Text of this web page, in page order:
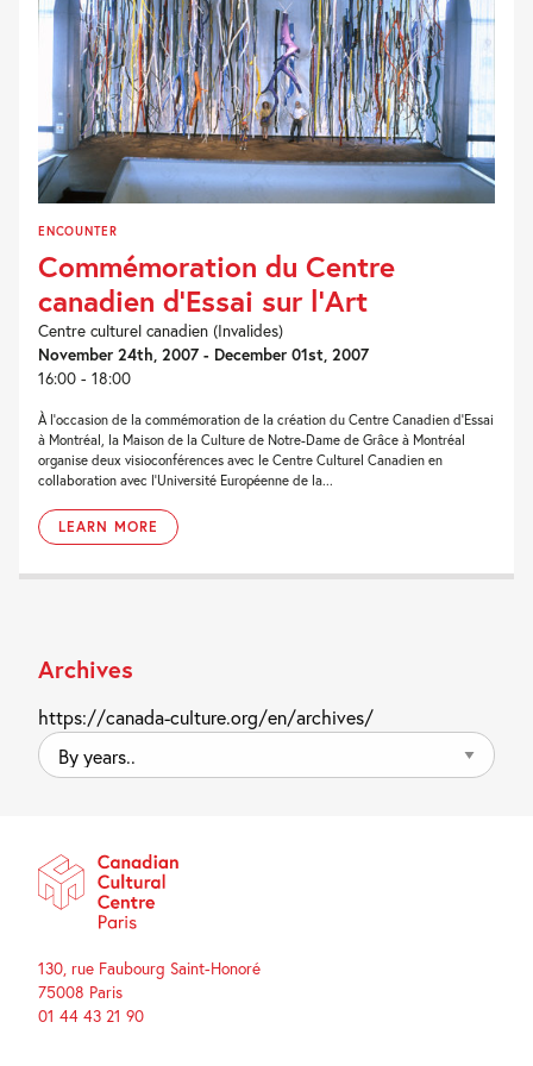
ENCOUNTER
Commémoration du Centre
canadien d’Essai sur l’Art
Centre culturel canadien (Invalides)
November 24th, 2007 - December 01st, 2007
16:00 - 18:00
À l’occasion de la commémoration de la création du Centre Canadien d’Essai
à Montréal, la Maison de la Culture de Notre-Dame de Grâce à Montréal
organise deux visioconférences avec le Centre Culturel Canadien en
collaboration avec l’Université Européenne de la...
LEARN MORE
Archives
https://canada-culture.org/en/archives/
By
years..
130, rue Faubourg Saint-Honoré
75008 Paris
01 44 43 21 90